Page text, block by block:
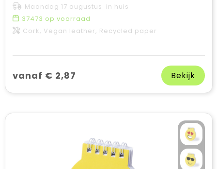
Maandag 17 augustus in huis
37473 op voorraad
Cork, Vegan leather, Recycled paper
vanaf € 2,87 Bekijk